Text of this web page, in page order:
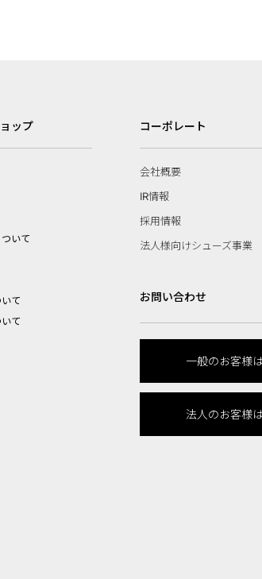
ップ
いて
て
て
コーポレート
会社概要
IR情報
採用情報
法人様向けシューズ事業
お問い合わせ
一般のお客様
法人のお客様